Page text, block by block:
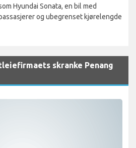
Hyundai Sonata, en bil med
og ubegrenset kjørelengde
skranke Penang